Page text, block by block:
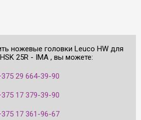
ножевые головки Leuco HW для
25R - IMA , вы можете:
29 664-39-90
17 379-39-90
17 361-96-67